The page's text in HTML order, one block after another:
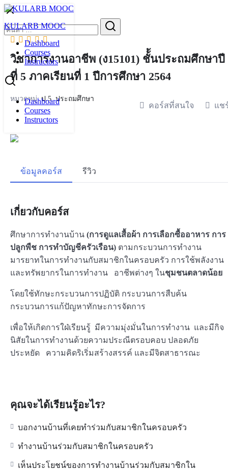
Skip
content
KULARB MOOC
Dashboard
Courses
Instructors
Dashboard
Courses
Instructors
Search
for:
วิชาการงานอาชีพ (ง15101) ชั้้นประถมศึกษาปี
ที่ 5 ภาคเรียนที่ 1 ปีการศึกษา 2564
หมวดหมู่:ป.5,ประถมศึกษา
คอร์สที่สนใจ แช
ข้อมูลคอร์ส รีวิว
เกี่ยวกับคอร์ส
ศึกษาการทำงานบ้าน (การดูแลเสื้อผ้า การเลือกซื้ออาหาร การ
ปลูกพืช การทำบัญชีครัวเรือน) ตามกระบวนการทำงาน
มารยาทในการทำงานกับสมาชิกในครอบครัว การใช้พลังงาน
และทรัพยากรในการทำงาน อาชีพต่างๆ ในชุมชนตลาดน้อย
โดยใช้ทักษะกระบวนการปฏิบัติ กระบวนการสืบค้น
กระบวนการแก้ปัญหาทักษะการจัดการ
เพื่อให้เกิดการใฝ่เรียนรู้ มีความมุ่งมั่นในการทำงาน และมีกิจ
นิสัยในการทำงานด้วยความประณีตรอบคอบ ปลอดภัย
ประหยัด ความคิดริเริ่มสร้างสรรค์ และมีจิตสาธารณะ
คุณจะได้เรียนรู้อะไร?
บอกงานบ้านที่เคยทำร่วมกับสมาชิกในครอบครัว
ทำงานบ้านร่วมกับสมาชิกในครอบครัว
เห็นประโยชน์ของการทำงานบ้านร่วมกับสมาชิกใน